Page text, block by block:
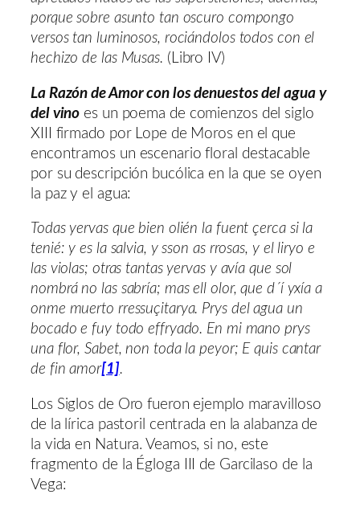
porque sobre asunto tan oscuro compongo
versos tan luminosos, rociándolos todos con el
hechizo de las Musas. (Libro IV)
La Razón de Amor con los denuestos del agua y
del vino es un poema de comienzos del siglo
XIII firmado por Lope de Moros en el que
encontramos un escenario floral destacable
por su descripción bucólica en la que se oyen
la paz y el agua:
Todas yervas que bien olién la fuent çerca si la
tenié: y es la salvia, y sson as rrosas, y el liryo e
las violas; otras tantas yervas y avía que sol
nombrá no las sabría; mas ell olor, que d´í yxía a
onme muerto rressuçitarya. Prys del agua un
bocado e fuy todo effryado. En mi mano prys
una flor, Sabet, non toda la peyor; E quis cantar
de fin amor[1].
Los Siglos de Oro fueron ejemplo maravilloso
de la lírica pastoril centrada en la alabanza de
la vida en Natura. Veamos, si no, este
fragmento de la Égloga III de Garcilaso de la
Vega: